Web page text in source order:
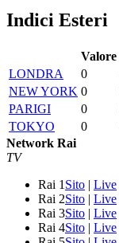
Indici Esteri
Valore
LONDRA
0
NEW YORK 0
PARIGI
0
TOKYO
0
Network Rai
TV
Rai 1 Sito | Live
Rai 2Sito | Live
Rai 3Sito | Live
Rai 4Sito | Live